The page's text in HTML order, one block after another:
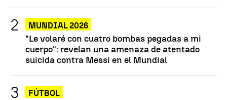
MUNDIAL 2026
"Le volaré con cuatro bombas pegadas a mi
cuerpo": revelan una amenaza de atentado
suicida contra Messi en el Mundial
FÚTBOL